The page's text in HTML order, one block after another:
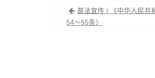
章
普法宣传 | 《中华人民共
54～55条）